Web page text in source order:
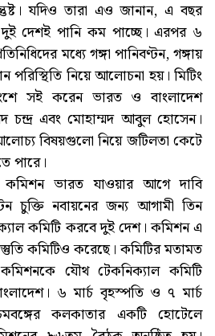
যদিও তারা এও জানান, এ বছর
দেশই পানি কম পাচ্ছে। এরপর ৬
মধ্যে গঙ্গা পানিবণ্টন, গঙ্গায়
পরিস্থিতি নিয়ে আলোচনা হয়। মিটিং
সই করেন ভারত ও বাংলাদেশ
চন্দ্র এবং মোহাম্মদ আবুল হোসেন।
বিষয়গুলো নিয়ে জটিলতা কেটে
পারে।
ভারত যাওয়ার আগে দাবি
চুক্তি নবায়নের জন্য আগামী তিন
কমিটি করবে দুই দেশ। কমিশন এ
কমিটিও করেছে। কমিটির মতামত
যৌথ টেকনিক্যাল কমিটি
৬ মার্চ বৃহস্পতি ও ৭ মার্চ
কলকাতার একটি হোটেলে